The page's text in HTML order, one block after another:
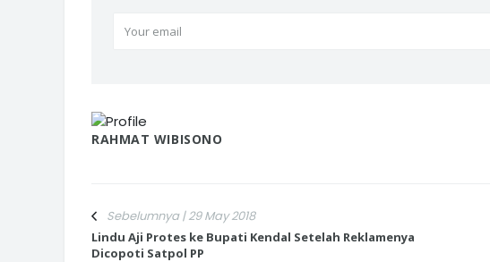
RAHMAT WIBISONO
Sebelumnya | 29 May 2018
Lindu Aji Protes ke Bupati Kendal Setelah Reklamenya
Dicopoti Satpol PP